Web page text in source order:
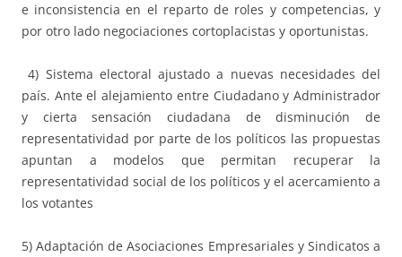
e inconsistencia en el reparto de roles y competencias, y
por otro lado negociaciones cortoplacistas y oportunistas.
4) Sistema electoral ajustado a nuevas necesidades del
país. Ante el alejamiento entre Ciudadano y Administrador
y cierta sensación ciudadana de disminución de
representatividad por parte de los políticos las propuestas
apuntan a modelos que permitan recuperar la
representatividad social de los políticos y el acercamiento a
los votantes
5) Adaptación de Asociaciones Empresariales y Sindicatos a